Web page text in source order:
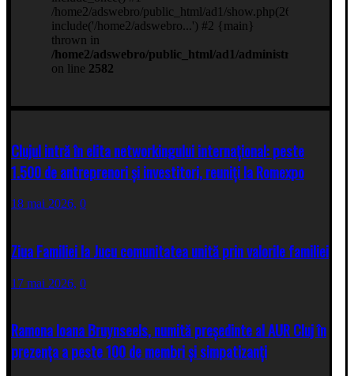
Clujul intră în elita networkingului internațional: peste
1.500 de antreprenori și investitori, reuniți la Romexpo
18 mai 2026, 0
Ziua Familiei la Jucu comunitatea unită prin valorile familiei
17 mai 2026, 0
Ramona Ioana Bruynseels, numită președinte al AUR Cluj în
prezența a peste 100 de membri și simpatizanți